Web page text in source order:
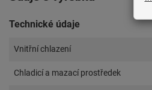
Technické údaje
Vnitřní chlazení
Chladicí a mazací prostředek